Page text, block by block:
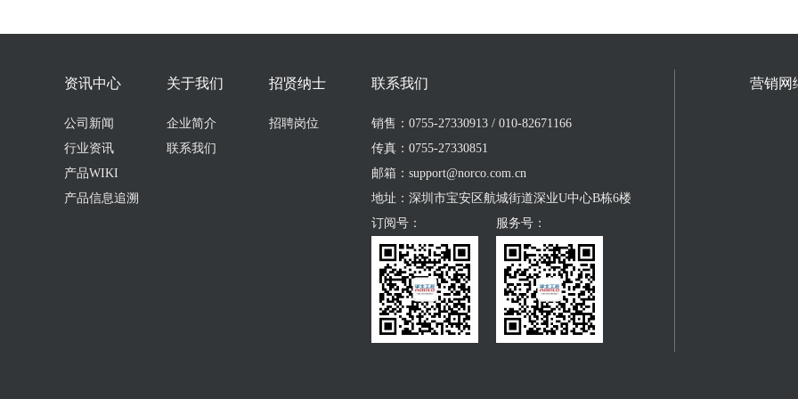
资讯中心
公司新闻
行业资讯
产品WIKI
产品信息追溯
关于我们
企业简介
联系我们
招贤纳士
招聘岗位
联系我们
销售：0755-27330913 / 010-82671166
传真：0755-27330851
邮箱：support@norco.com.cn
地址：深圳市宝安区航城街道深业U中心B栋6楼
订阅号：
服务号：
营销网